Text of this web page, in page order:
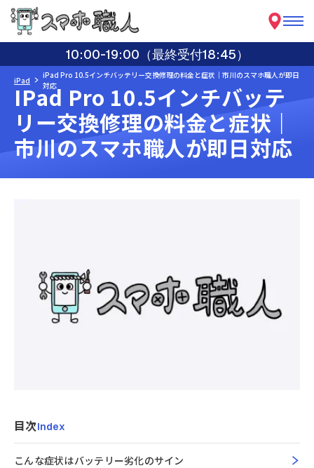
10:00-19:00（最終受付18:45）
iPad
iPad Pro 10.5インチバッテリー交換修理の料金と症状｜市川のスマホ職人が即日
対応
IPad Pro 10.5インチバッテ
リー交換修理の料金と症状｜
市川のスマホ職人が即日対応
目次Index
こんな症状はバッテリー劣化のサイン